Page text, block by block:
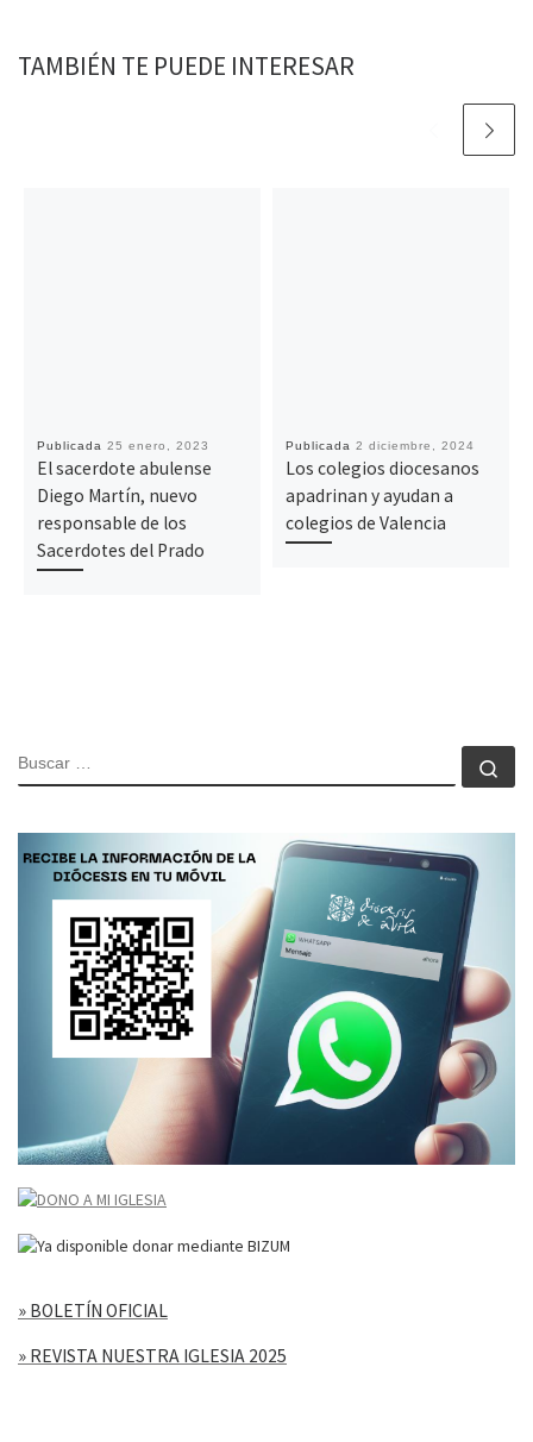
TAMBIÉN TE PUEDE INTERESAR
Publicada25 enero, 2023
El sacerdote abulense
Diego Martín, nuevo
responsable de los
Sacerdotes del Prado
Publicada2 diciembre, 2024
Los colegios diocesanos
apadrinan y ayudan a
colegios de Valencia
BUSCAR
» BOLETÍN OFICIAL
» REVISTA NUESTRA IGLESIA 2025